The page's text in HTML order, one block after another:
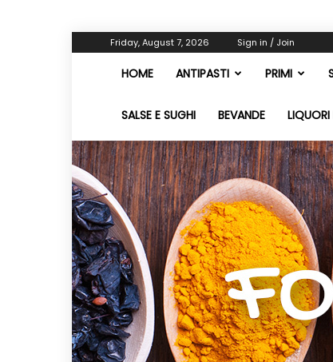
Friday, August 7, 2026 Sign in / Join
HOME ANTIPASTI PRIMI
SALSE E SUGHI BEVANDE